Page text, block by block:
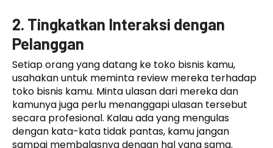
2. Tingkatkan Interaksi dengan
Pelanggan
Setiap orang yang datang ke toko bisnis kamu,
usahakan untuk meminta review mereka terhadap
toko bisnis kamu. Minta ulasan dari mereka dan
kamunya juga perlu menanggapi ulasan tersebut
secara profesional. Kalau ada yang mengulas
dengan kata-kata tidak pantas, kamu jangan
sampai membalasnya dengan hal yang sama.